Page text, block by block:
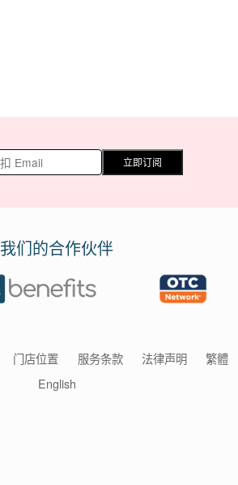
立即订阅
我们的合作伙伴
门店位置 服务条款 法律声明
繁體
English